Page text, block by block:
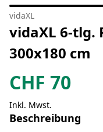
vidaXL
vidaXL 6-tlg.
300x180 cm
CHF 70
Inkl. Mwst.
Beschreibung